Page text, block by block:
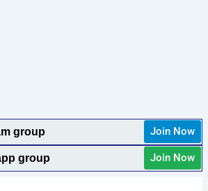
group Join Now
group Join Now